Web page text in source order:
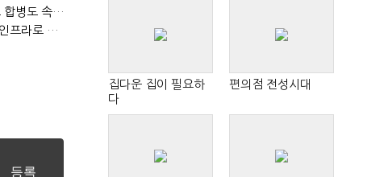
티빙 첫 분기 흑자…"2031년까지 KBO 독점, 웨이브 합병도 속도"
박윤영 KT 대표, AIDC 현장경영…"AX 플랫폼 핵심 인프라로 키운다"
집다운 집이 필요하
다
편의점 전성시대